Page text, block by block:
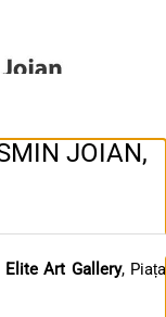
JOIAN,
Elite Art Gallery, Piața